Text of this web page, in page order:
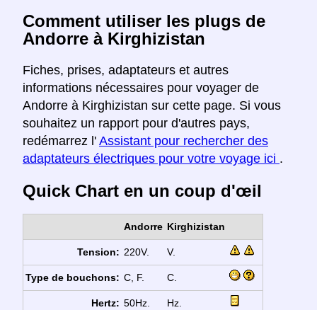
Comment utiliser les plugs de
Andorre à Kirghizistan
Fiches, prises, adaptateurs et autres
informations nécessaires pour voyager de
Andorre à Kirghizistan sur cette page. Si vous
souhaitez un rapport pour d'autres pays,
redémarrez l' Assistant pour rechercher des
adaptateurs électriques pour votre voyage ici .
Quick Chart en un coup d'œil
Andorre Kirghizistan
Tension: 220V. V.
Type de bouchons: C, F. C.
Hertz: 50Hz. Hz.